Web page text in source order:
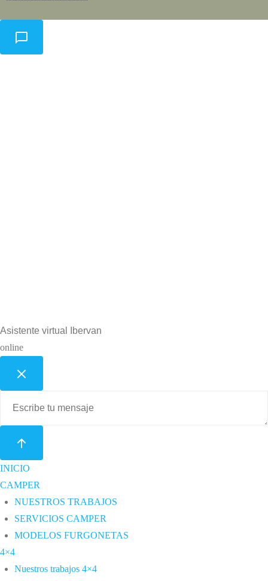
Política de datos
Asistente virtual Ibervan
online
INICIO
CAMPER
NUESTROS TRABAJOS
SERVICIOS CAMPER
MODELOS FURGONETAS
4×4
Nuestros trabajos 4×4